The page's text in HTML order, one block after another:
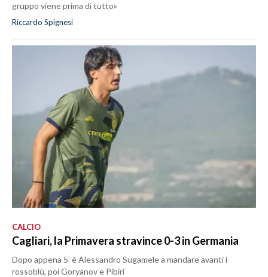
gruppo viene prima di tutto»
Riccardo Spignesi
CALCIO
Cagliari, la Primavera stravince 0-3 in Germania
Dopo appena 5’ è Alessandro Sugamele a mandare avanti i
rossoblù, poi Goryanov e Pibiri